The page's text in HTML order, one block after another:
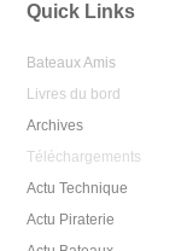
Quick Links
Bateaux Amis
Livres du bord
Archives
Téléchargements
Actu Technique
Actu Piraterie